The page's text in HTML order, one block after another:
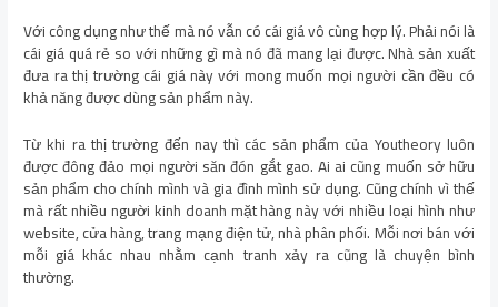
Với công dụng như thế mà nó vẫn có cái giá vô cùng hợp lý. Phải nói là
cái giá quá rẻ so với những gì mà nó đã mang lại được. Nhà sản xuất
đưa ra thị trường cái giá này với mong muốn mọi người cần đều có
khả năng được dùng sản phẩm này.
Từ khi ra thị trường đến nay thì các sản phẩm của Youtheory luôn
được đông đảo mọi người săn đón gắt gao. Ai ai cũng muốn sở hữu
sản phẩm cho chính mình và gia đình mình sử dụng. Cũng chính vì thế
mà rất nhiều người kinh doanh mặt hàng này với nhiều loại hình như
website, cửa hàng, trang mạng điện tử, nhà phân phối. Mỗi nơi bán với
mỗi giá khác nhau nhằm cạnh tranh xảy ra cũng là chuyện bình
thường.